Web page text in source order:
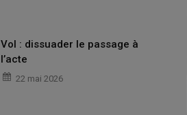
Vol : dissuader le passage à
l’acte
22 mai 2026